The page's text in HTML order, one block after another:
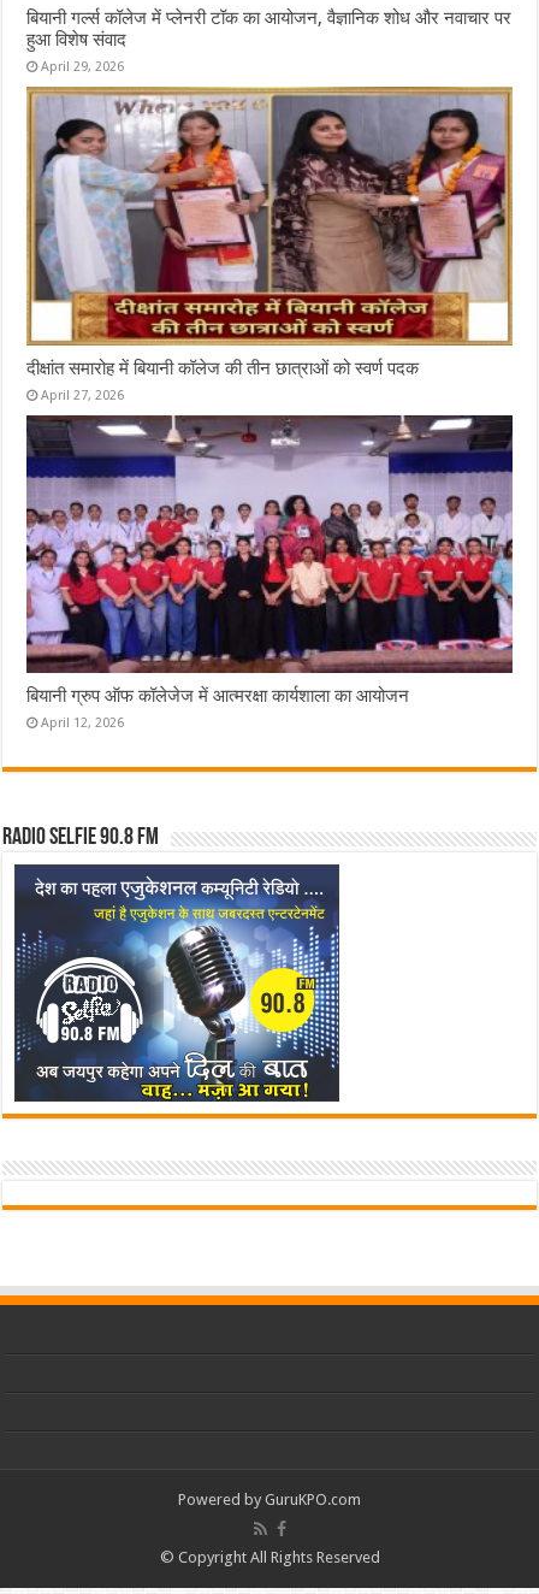
बियानी गर्ल्स कॉलेज में प्लेनरी टॉक का आयोजन, वैज्ञानिक शोध और नवाचार पर
हुआ विशेष संवाद
April 29, 2026
दीक्षांत समारोह में बियानी कॉलेज की तीन छात्राओं को स्वर्ण पदक
April 27, 2026
बियानी ग्रुप ऑफ कॉलेजेज में आत्मरक्षा कार्यशाला का आयोजन
April 12, 2026
Radio Selfie 90.8 FM
Powered by GuruKPO.com
© Copyright All Rights Reserved